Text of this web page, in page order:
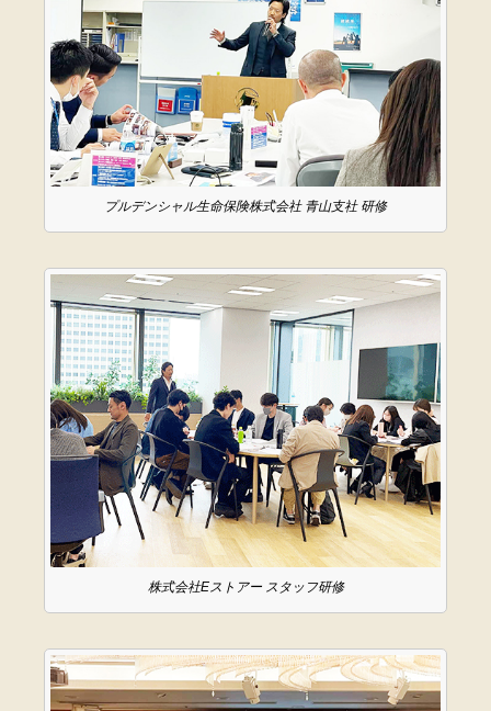
プルデンシャル生命保険株式会社 青山支社 研修
株式会社Eストアー スタッフ研修